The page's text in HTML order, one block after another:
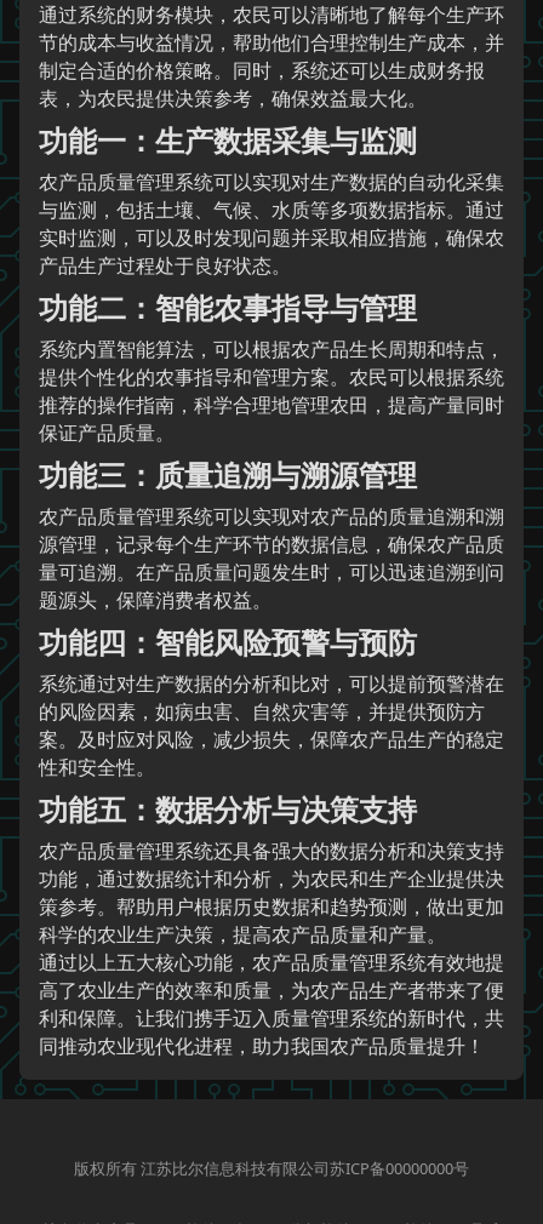
通过系统的财务模块，农民可以清晰地了解每个生产环
节的成本与收益情况，帮助他们合理控制生产成本，并
制定合适的价格策略。同时，系统还可以生成财务报
表，为农民提供决策参考，确保效益最大化。
功能一：生产数据采集与监测
农产品质量管理系统可以实现对生产数据的自动化采集
与监测，包括土壤、气候、水质等多项数据指标。通过
实时监测，可以及时发现问题并采取相应措施，确保农
产品生产过程处于良好状态。
功能二：智能农事指导与管理
系统内置智能算法，可以根据农产品生长周期和特点，
提供个性化的农事指导和管理方案。农民可以根据系统
推荐的操作指南，科学合理地管理农田，提高产量同时
保证产品质量。
功能三：质量追溯与溯源管理
农产品质量管理系统可以实现对农产品的质量追溯和溯
源管理，记录每个生产环节的数据信息，确保农产品质
量可追溯。在产品质量问题发生时，可以迅速追溯到问
题源头，保障消费者权益。
功能四：智能风险预警与预防
系统通过对生产数据的分析和比对，可以提前预警潜在
的风险因素，如病虫害、自然灾害等，并提供预防方
案。及时应对风险，减少损失，保障农产品生产的稳定
性和安全性。
功能五：数据分析与决策支持
农产品质量管理系统还具备强大的数据分析和决策支持
功能，通过数据统计和分析，为农民和生产企业提供决
策参考。帮助用户根据历史数据和趋势预测，做出更加
科学的农业生产决策，提高农产品质量和产量。
通过以上五大核心功能，农产品质量管理系统有效地提
高了农业生产的效率和质量，为农产品生产者带来了便
利和保障。让我们携手迈入质量管理系统的新时代，共
同推动农业现代化进程，助力我国农产品质量提升！
版权所有 江苏比尔信息科技有限公司苏ICP备00000000号